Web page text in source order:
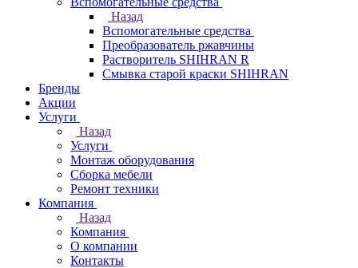
Назад
Вспомогательные средства
Преобразователь ржавчины
Растворитель SHIHRAN R
Смывка старой краски SHIHRAN
Бренды
Акции
Услуги
Назад
Услуги
Монтаж оборудования
Сборка мебели
Ремонт техники
Компания
Назад
Компания
О компании
Контакты